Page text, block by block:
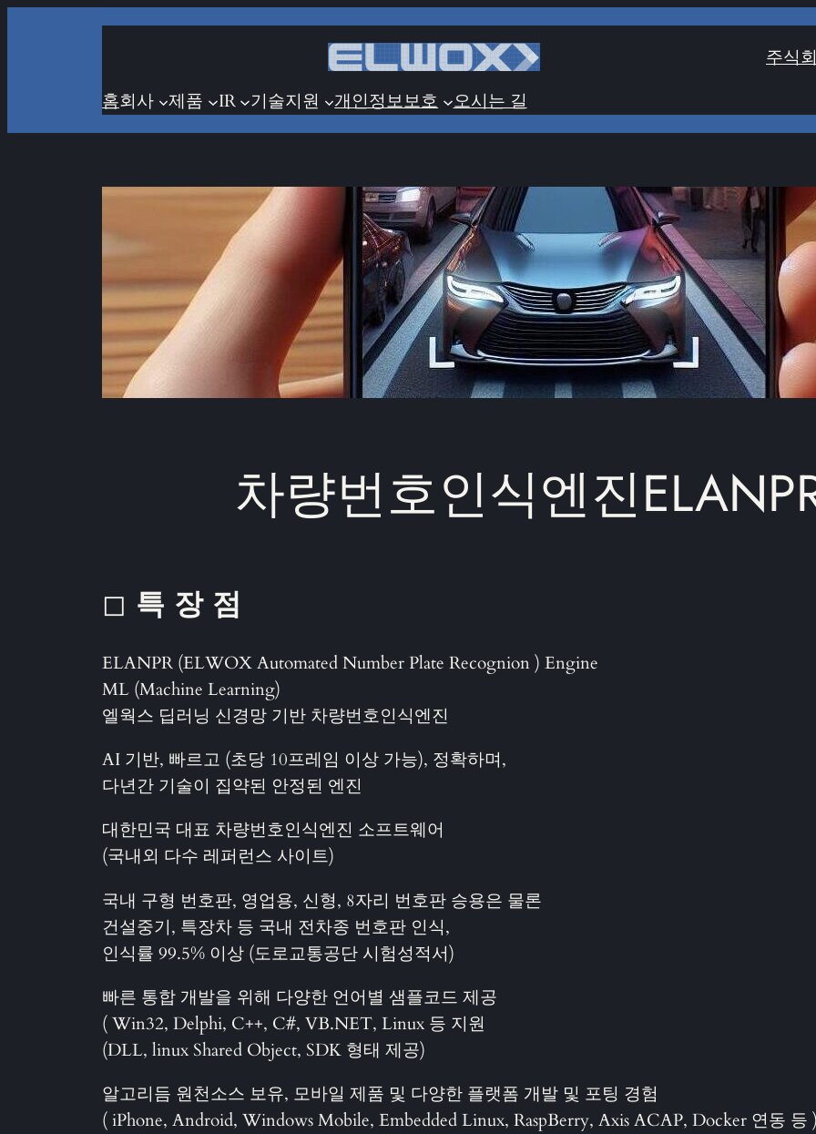
주식
홈회사 제품 IR 기술지원 개인정보보호 오시는 길
차량번호인식엔진
◻ 특 장 점
ELANPR (ELWOX Automated Number Plate Recognion ) Engine
ML (Machine Learning)
엘웍스 딥러닝 신경망 기반 차량번호인식엔진
AI 기반, 빠르고 (초당 10프레임 이상 가능), 정확하며,
다년간 기술이 집약된 안정된 엔진
대한민국 대표 차량번호인식엔진 소프트웨어
(국내외 다수 레퍼런스 사이트)
국내 구형 번호판, 영업용, 신형, 8자리 번호판 승용은 물론
건설중기, 특장차 등 국내 전차종 번호판 인식,
인식률 99.5% 이상 (도로교통공단 시험성적서)
빠른 통합 개발을 위해 다양한 언어별 샘플코드 제공
( Win32, Delphi, C++, C#, VB.NET, Linux 등 지원
(DLL, linux Shared Object, SDK 형태 제공)
알고리듬 원천소스 보유, 모바일 제품 및 다양한 플랫폼 개발 및 포팅 경험
( iPhone, Android, Windows Mobile, Embedded Linux, RaspBerry, Axis ACAP, Docker 연동 등